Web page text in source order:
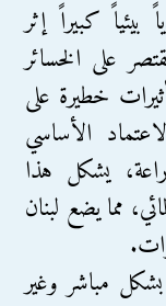
بيئياً كبيراً إثر
على الخسائر
خطيرة على
الأساسي
يشكل هذا
مما يضع لبنان
بشكل مباشر وغير